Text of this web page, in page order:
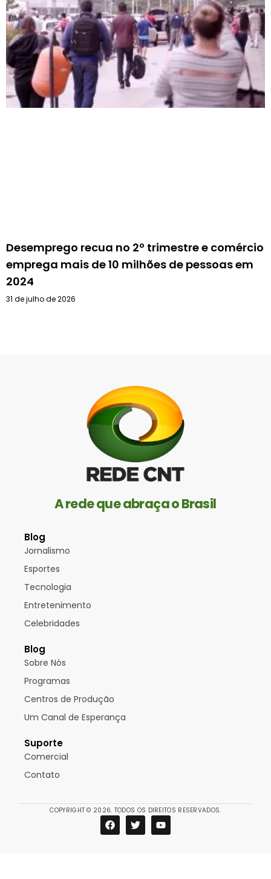
Desemprego recua no 2º trimestre e comércio
emprega mais de 10 milhões de pessoas em
2024
31 de julho de 2026
A rede que abraça o Brasil
Blog
Jornalismo
Esportes
Tecnologia
Entretenimento
Celebridades
Blog
Sobre Nós
Programas
Centros de Produção
Um Canal de Esperança
Suporte
Comercial
Contato
COPYRIGHT © 2026. TODOS OS DIREITOS RESERVADOS.